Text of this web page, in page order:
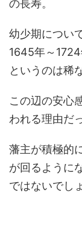
の長寿。
幼少期につい
1645年～
というのは稀
この辺の安心
われる理由だ
藩主が積極的
が回るように
ではないでし